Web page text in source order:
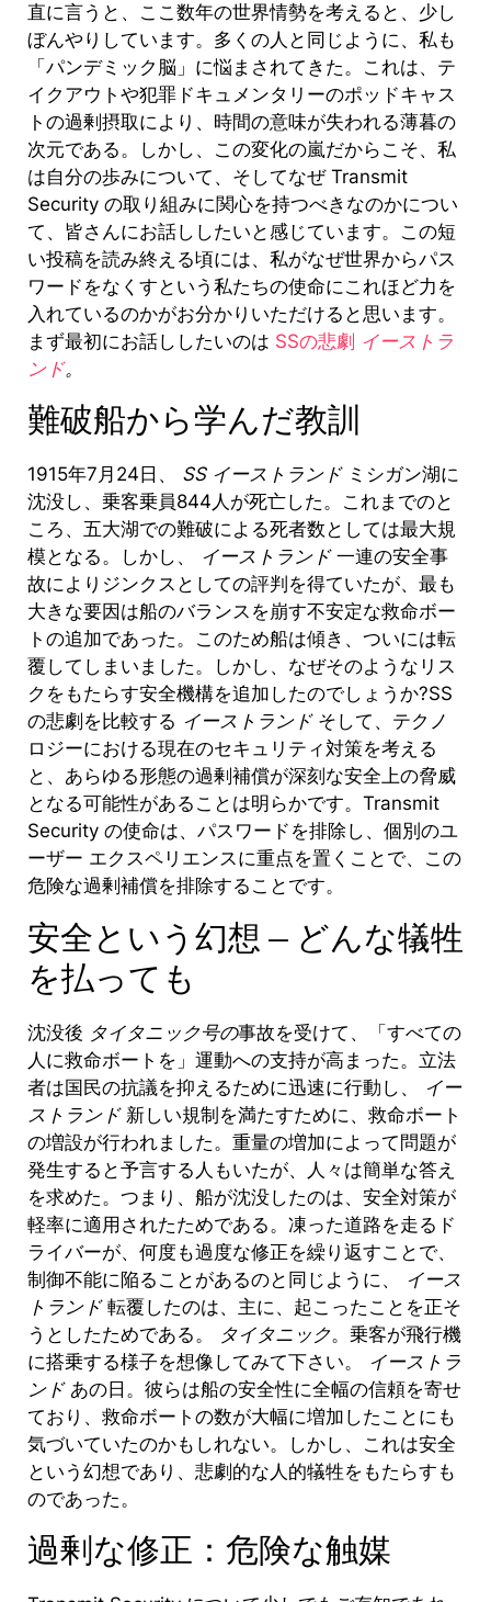
直に言うと、ここ数年の世界情勢を考えると、少し
ぼんやりしています。多くの人と同じように、私も
「パンデミック脳」に悩まされてきた。これは、テ
イクアウトや犯罪ドキュメンタリーのポッドキャス
トの過剰摂取により、時間の意味が失われる薄暮の
次元である。
しかし、この変化の嵐だからこそ、私
は自分の歩みについて、そしてなぜ Transmit
Security の取り組みに関心を持つべきなのかについ
て、皆さんにお話ししたいと感じています。この短
い投稿を読み終える頃には、私がなぜ世界からパス
ワードをなくすという私たちの使命にこれほど力を
入れているのかがお分かりいただけると思います。
まず最初にお話ししたいのは SSの悲劇 イーストラ
ンド。
難破船から学んだ教訓
1915年7月24日、 SS イーストランドミシガン湖に
沈没し、乗客乗員844人が死亡した。これまでのと
ころ、五大湖での難破による死者数としては最大規
模となる。しかし、 イーストランド 一連の安全事
故によりジンクスとしての評判を得ていたが、最も
大きな要因は船のバランスを崩す不安定な救命ボー
トの追加であった。このため船は傾き、ついには転
覆してしまいました。しかし、なぜそのようなリス
クをもたらす安全機構を追加したのでしょうか?SS
の悲劇を比較する イーストランドそして、テクノ
ロジーにおける現在のセキュリティ対策を考える
と、あらゆる形態の過剰補償が深刻な安全上の脅威
となる可能性があることは明らかです。Transmit
Security の使命は、パスワードを排除し、個別のユ
ーザー エクスペリエンスに重点を置くことで、この
危険な過剰補償を排除することです。
安全という幻想 — どんな犠牲
を払っても
沈没後 タイタニック号の事故を受けて、「すべての
人に救命ボートを」運動への支持が高まった。立法
者は国民の抗議を抑えるために迅速に行動し、 イー
ストランド 新しい規制を満たすために、救命ボート
の増設が行われました。重量の増加によって問題が
発生すると予言する人もいたが、人々は簡単な答え
を求めた。 つまり、船が沈没したのは、安全対策が
軽率に適用されたためである。凍った道路を走るド
ライバーが、何度も過度な修正を繰り返すことで、
制御不能に陥ることがあるのと同じように、 イース
トランド 転覆したのは、主に、起こったことを正そ
うとしたためである。
タイタニック。 乗客が飛行機
に搭乗する様子を想像してみて下さい。 イーストラ
ンド あの日。彼らは船の安全性に全幅の信頼を寄せ
ており、救命ボートの数が大幅に増加したことにも
気づいていたのかもしれない。しかし、これは安全
という幻想であり、悲劇的な人的犠牲をもたらすも
のであった。
過剰な修正：危険な触媒